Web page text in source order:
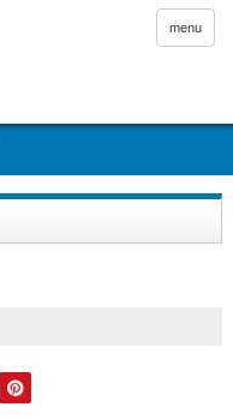
menu